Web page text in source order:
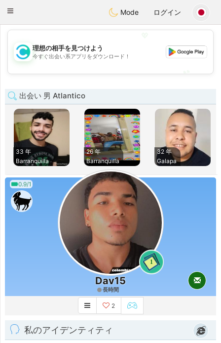
olombiaCitas
Toggle
Mode ログイン
💖
💕
理想の相手を見つけよう
今すぐ出会い系アプリをダウンロード！
出会い 男 Atlantico
33 年
Barranquilla
26 年
Barranquilla
32 年
Galapa
0.9/1
1
Dav15
長時間
2
私のアイデンティティ